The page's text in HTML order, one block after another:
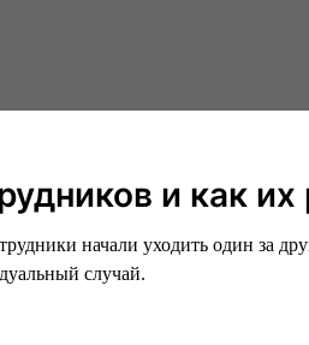
и как их
начали уходить один за
случай.